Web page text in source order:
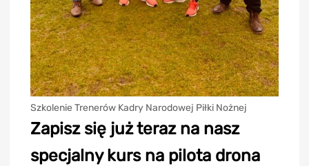
Szkolenie Trenerów Kadry Narodowej Piłki Nożnej
Zapisz się już teraz na nasz
specjalny kurs na pilota drona